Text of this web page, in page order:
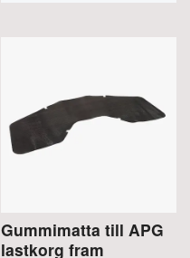
Gummimatta till APG
lastkorg fram